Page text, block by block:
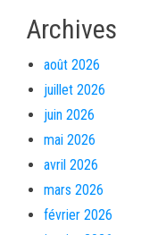
Archives
août 2026
juillet 2026
juin 2026
mai 2026
avril 2026
mars 2026
février 2026